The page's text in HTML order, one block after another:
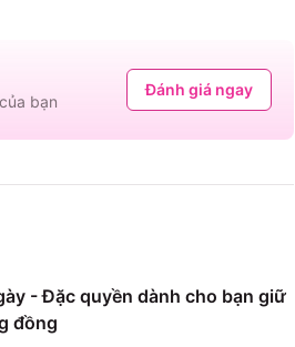
bạn
Đánh giá ngay
- Đặc quyền dành cho bạn giữ
đồng